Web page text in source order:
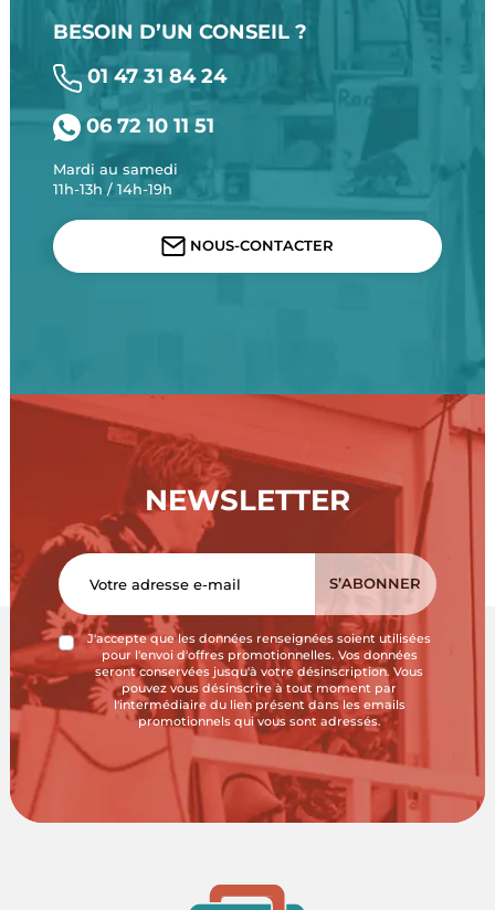
BESOIN D’UN CONSEIL ?
01 47 31 84 24
06 72 10 11 51
Mardi au samedi
11h-13h / 14h-19h
NOUS-CONTACTER
NEWSLETTER
J'accepte que les données renseignées soient utilisées
pour l'envoi d'offres promotionnelles. Vos données
seront conservées jusqu'à votre désinscription. Vous
pouvez vous désinscrire à tout moment par
l'intermédiaire du lien présent dans les emails
promotionnels qui vous sont adressés.